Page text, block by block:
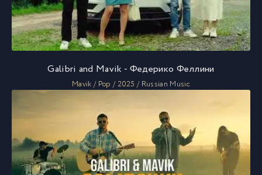
Galibri and Mavik - Федерико Феллини
Mavik / Pop / 2025 / Russian Music